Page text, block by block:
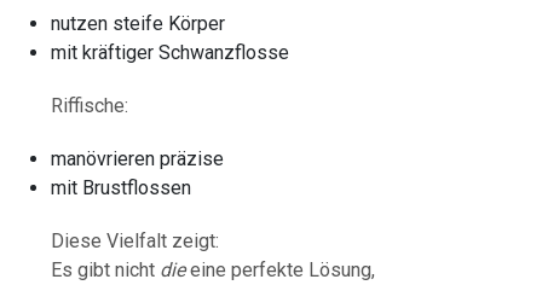
nutzen steife Körper
mit kräftiger Schwanzflosse
Riffische:
manövrieren präzise
mit Brustflossen
Diese Vielfalt zeigt:
Es gibt nicht dieeine perfekte Lösung,